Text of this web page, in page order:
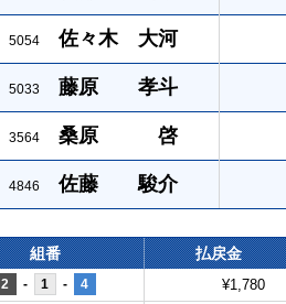
5054 佐々木 大河
5033 藤原 孝斗
3564 桑原 啓
4846 佐藤 駿介
組番 払戻金
2 - 1 - 4 ¥1,780